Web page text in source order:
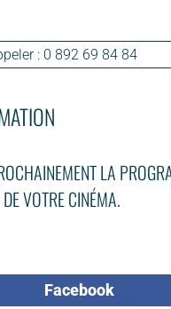
: 0 892 69 84 84
LA
DE VOTRE CINÉMA.
Facebook